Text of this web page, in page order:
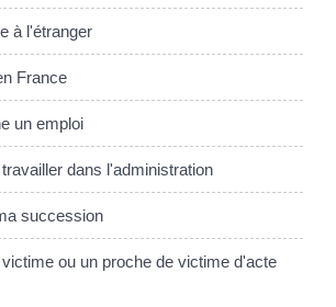
à l'étranger
France
un emploi
dans l'administration
succession
ou un proche de victime d'acte